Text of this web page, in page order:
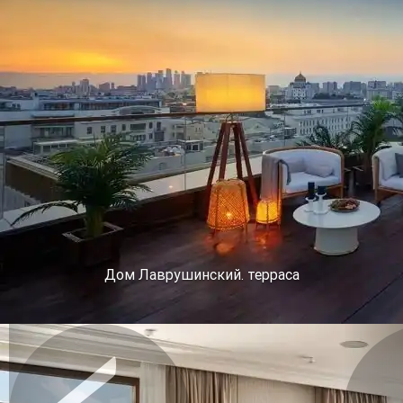
Дом Лаврушинский. терраса